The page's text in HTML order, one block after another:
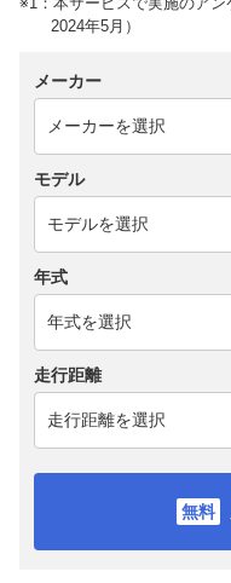
2024年5月）
メーカー
モデル
年式
走行距離